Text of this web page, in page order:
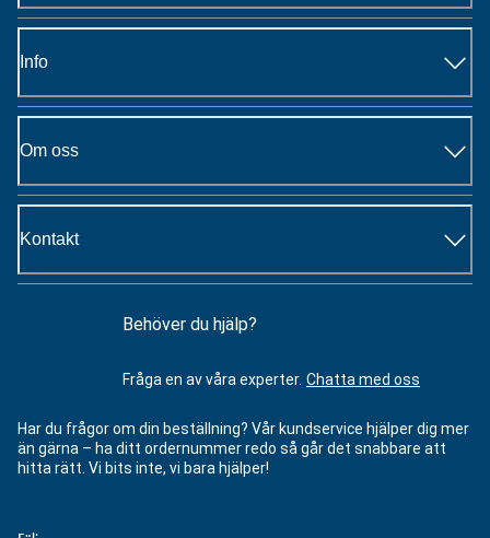
Info
Om oss
Kontakt
Behöver du hjälp?
Fråga en av våra experter. Chatta med oss
Har du frågor om din beställning? Vår kundservice hjälper dig mer
än gärna – ha ditt ordernummer redo så går det snabbare att
hitta rätt. Vi bits inte, vi bara hjälper!